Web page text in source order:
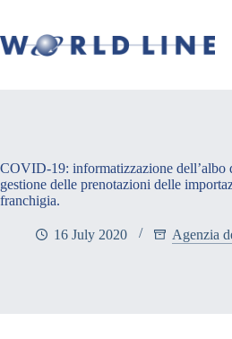
COVID-19: informatizzazione dell’albo
gestione delle prenotazioni delle
franchigia.
16 July 2020 Agenzia